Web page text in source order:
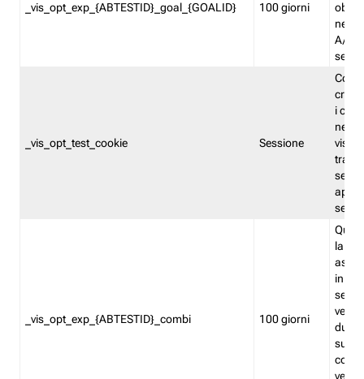
_vis_opt_exp_{ABTESTID}_goal_{GOALID} 100 giorni
nel
A/B.
_vis_opt_test_cookie Sessione
i
nel
_vis_opt_exp_{ABTESTID}_combi 100 giorni
la
in